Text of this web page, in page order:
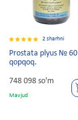
2 sharhni
Prostata plyus № 60
qopqoq.
748 098 so'm
Mavjud